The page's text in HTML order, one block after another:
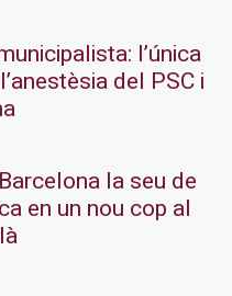
l’única
del PSC i
la seu de
en un nou cop al